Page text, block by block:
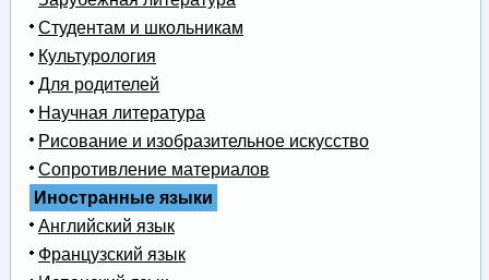
Студентам и школьникам
Культурология
Для родителей
Научная литература
Рисование и изобразительное искусство
Сопротивление материалов
Иностранные языки
Английский язык
Французский язык